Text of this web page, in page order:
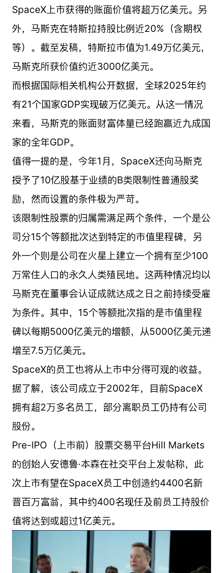
SpaceX上市获得的账面价值将超万亿美元。另
外，马斯克在特斯拉持股比例近20%（含期权
等）。截至发稿，特斯拉市值为1.49万亿美元，
马斯克所获价值约近3000亿美元。
而根据国际相关机构公开数据，全球2025年约
有21个国家GDP实现破万亿美元。从这一情况
来看，马斯克的账面财富体量已经跑赢近九成国
家的全年GDP。
值得一提的是，今年1月，SpaceX还向马斯克
授予了10亿股基于业绩的B类限制性普通股奖
励，然而设置的条件极为严苛。
该限制性股票的归属需满足两个条件，一个是公
司分15个等额批次达到特定的市值里程碑，另
外一个则是公司在火星上建立一个拥有至少100
万常住人口的永久人类殖民地。这两种情况均以
马斯克在董事会认证成就达成之日之前持续受雇
为条件。其中，15个等额批次指的是市值里程
碑以每期5000亿美元的增额，从5000亿美元递
增至7.5万亿美元。
SpaceX的员工也将从上市中分得可观的收益。
据了解，该公司成立于2002年，目前SpaceX
拥有超2万多名员工，部分离职员工仍持有公司
股份。
Pre-IPO（上市前）股票交易平台Hill Markets
的创始人安德鲁·本森在社交平台上发帖称，此
次上市有望在SpaceX员工中创造约4400名新
晋百万富翁，其中约400名现任及前员工持股价
值将达到或超过1亿美元。